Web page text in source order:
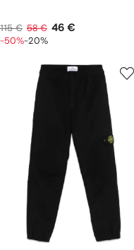
115 € 58 € 46 €
-50%-20%